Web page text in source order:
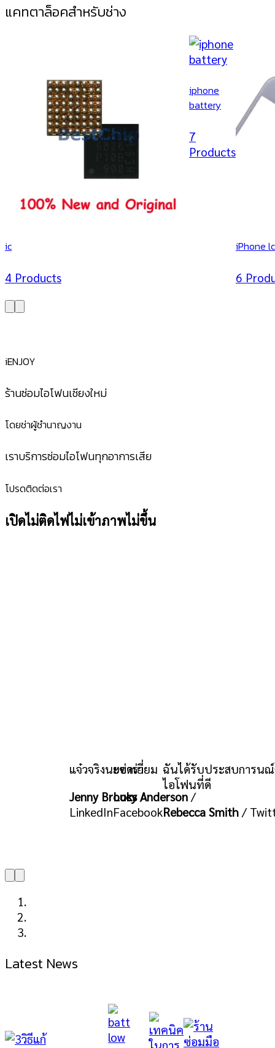
แคทตาล็อคสำหรับช่าง
ic
4 Products
iphone
battery
7
Products
iPhone
6
iENJOY
ร้านซ่อมไอโฟนเชียงใหม่
โดยช่าผู้ชำนาญงาน
เราบริการซ่อมไอโฟนทุกอาการเสีย
โปรดติดต่อเรา
เปิดไม่ติดไฟไม่เข้าภาพไม่ขึ้น
ยอด
Lucy
ฉันได้รับประสบการนณ์การซ่อม
Rebecca Smith /Twitter